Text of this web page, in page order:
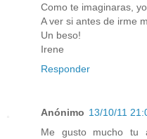
Como te imaginaras,
A ver si antes de irme
Un beso!
Irene
Responder
Anónimo 13/10/11
Me gusto mucho tu